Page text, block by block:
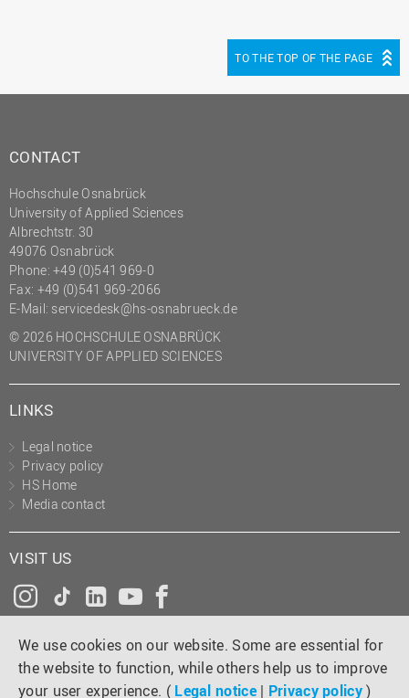
We use cookies on our website. Some are essential for
the website to function, while others help us to improve
your user experience. ( Legal notice | Privacy policy)
Personalrat
Präsidialbüro
Professional School
Projekte des Präsidiums
Projektmanagement Office
(PMO)
Prozessmanagement
Recht
Studium und Lehre
Transfer- und
Innovationsmanagement
TO THE TOP OF THE PAGE
CONTACT
Hochschule Osnabrück
University of Applied Sciences
Albrechtstr. 30
49076 Osnabrück
Phone: +49 (0)541 969-0
Fax: +49 (0)541 969-2066
E-Mail: servicedesk@hs-osnabrueck.de
© 2026 HOCHSCHULE OSNABRÜCK
UNIVERSITY OF APPLIED SCIENCES
LINKS
Legal notice
Privacy policy
HS Home
Media contact
VISIT US
Instagram
Tiktok
LinkedInYouTube